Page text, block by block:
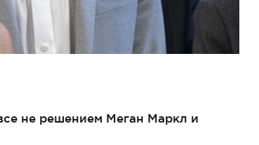
не решением Меган Маркл и